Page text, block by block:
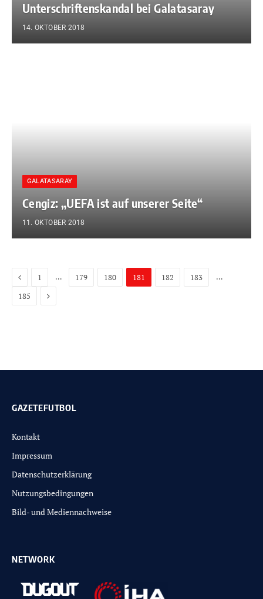
Unterschriftenskandal bei Galatasaray
14. OKTOBER 2018
GALATASARAY
Cengiz: „UEFA ist auf unserer Seite“
11. OKTOBER 2018
Previous
1 … 179 180 181 182 183
…
185
Next
GAZETEFUTBOL
Kontakt
Impressum
Datenschutzerklärung
Nutzungsbedingungen
Bild- und Mediennachweise
NETWORK